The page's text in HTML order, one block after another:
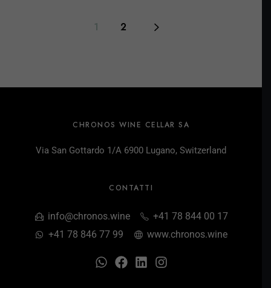
1 2
CHRONOS WINE CELLAR SA
Via San Gottardo 1/A 6900 Lugano, Switzerland
CONTATTI
info@chronos.wine
+41 78 844 00 17
+41 78 846 77 99
www.chronos.wine